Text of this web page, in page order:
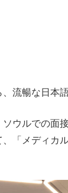
流暢な日本
ウルでの面
「メディカ